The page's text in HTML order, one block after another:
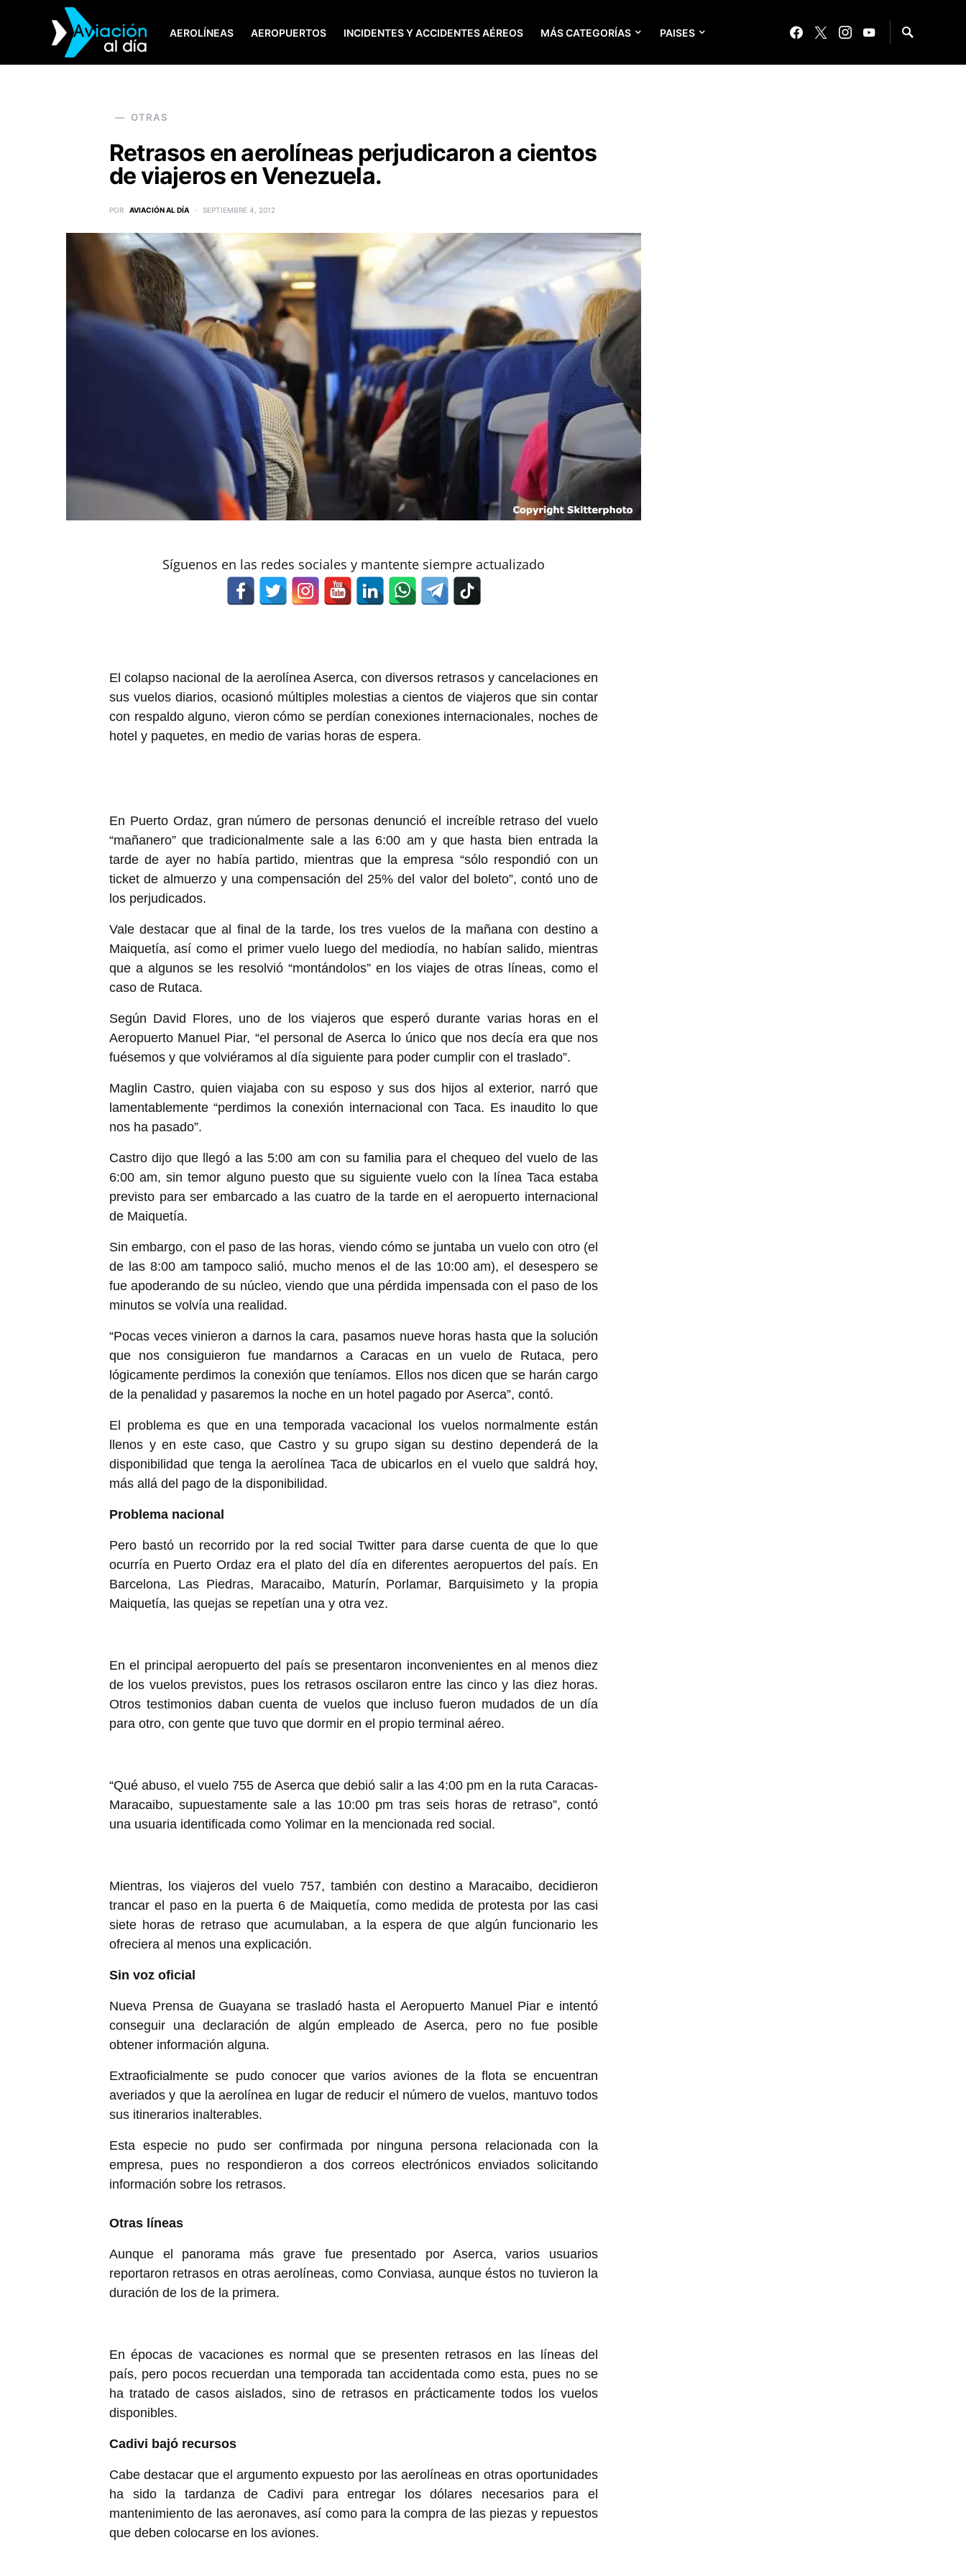
AEROLÍNEAS AEROPUERTOS INCIDENTES Y ACCIDENTES AÉREOS MÁS CATEGORÍAS PAISES
SEARCH FOR:
OTRAS
Retrasos en aerolíneas perjudicaron a cientos
de viajeros en Venezuela.
POR AVIACIÓN AL DÍA SEPTIEMBRE 4, 2012
Síguenos en las redes sociales y mantente siempre actualizado
El colapso nacional de la aerolínea Aserca, con diversos retrasos y cancelaciones en
sus vuelos diarios, ocasionó múltiples molestias a cientos de viajeros que sin contar
con respaldo alguno, vieron cómo se perdían conexiones internacionales, noches de
hotel y paquetes, en medio de varias horas de espera.
En Puerto Ordaz, gran número de personas denunció el increíble retraso del vuelo
“mañanero” que tradicionalmente sale a las 6:00 am y que hasta bien entrada la
tarde de ayer no había partido, mientras que la empresa “sólo respondió con un
ticket de almuerzo y una compensación del 25% del valor del boleto”, contó uno de
los perjudicados.
Vale destacar que al final de la tarde, los tres vuelos de la mañana con destino a
Maiquetía, así como el primer vuelo luego del mediodía, no habían salido, mientras
que a algunos se les resolvió “montándolos” en los viajes de otras líneas, como el
caso de Rutaca.
Según David Flores, uno de los viajeros que esperó durante varias horas en el
Aeropuerto Manuel Piar, “el personal de Aserca lo único que nos decía era que nos
fuésemos y que volviéramos al día siguiente para poder cumplir con el traslado”.
Maglin Castro, quien viajaba con su esposo y sus dos hijos al exterior, narró que
lamentablemente “perdimos la conexión internacional con Taca. Es inaudito lo que
nos ha pasado”.
Castro dijo que llegó a las 5:00 am con su familia para el chequeo del vuelo de las
6:00 am, sin temor alguno puesto que su siguiente vuelo con la línea Taca estaba
previsto para ser embarcado a las cuatro de la tarde en el aeropuerto internacional
de Maiquetía.
Sin embargo, con el paso de las horas, viendo cómo se juntaba un vuelo con otro (el
de las 8:00 am tampoco salió, mucho menos el de las 10:00 am), el desespero se
fue apoderando de su núcleo, viendo que una pérdida impensada con el paso de los
minutos se volvía una realidad.
“Pocas veces vinieron a darnos la cara, pasamos nueve horas hasta que la solución
que nos consiguieron fue mandarnos a Caracas en un vuelo de Rutaca, pero
lógicamente perdimos la conexión que teníamos. Ellos nos dicen que se harán cargo
de la penalidad y pasaremos la noche en un hotel pagado por Aserca”, contó.
El problema es que en una temporada vacacional los vuelos normalmente están
llenos y en este caso, que Castro y su grupo sigan su destino dependerá de la
disponibilidad que tenga la aerolínea Taca de ubicarlos en el vuelo que saldrá hoy,
más allá del pago de la disponibilidad.
Problema nacional
Pero bastó un recorrido por la red social Twitter para darse cuenta de que lo que
ocurría en Puerto Ordaz era el plato del día en diferentes aeropuertos del país. En
Barcelona, Las Piedras, Maracaibo, Maturín, Porlamar, Barquisimeto y la propia
Maiquetía, las quejas se repetían una y otra vez.
En el principal aeropuerto del país se presentaron inconvenientes en al menos diez
de los vuelos previstos, pues los retrasos oscilaron entre las cinco y las diez horas.
Otros testimonios daban cuenta de vuelos que incluso fueron mudados de un día
para otro, con gente que tuvo que dormir en el propio terminal aéreo.
“Qué abuso, el vuelo 755 de Aserca que debió salir a las 4:00 pm en la ruta Caracas-
Maracaibo, supuestamente sale a las 10:00 pm tras seis horas de retraso”, contó
una usuaria identificada como Yolimar en la mencionada red social.
Mientras, los viajeros del vuelo 757, también con destino a Maracaibo, decidieron
trancar el paso en la puerta 6 de Maiquetía, como medida de protesta por las casi
siete horas de retraso que acumulaban, a la espera de que algún funcionario les
ofreciera al menos una explicación.
Sin voz oficial
Nueva Prensa de Guayana se trasladó hasta el Aeropuerto Manuel Piar e intentó
conseguir una declaración de algún empleado de Aserca, pero no fue posible
obtener información alguna.
Extraoficialmente se pudo conocer que varios aviones de la flota se encuentran
averiados y que la aerolínea en lugar de reducir el número de vuelos, mantuvo todos
sus itinerarios inalterables.
Esta especie no pudo ser confirmada por ninguna persona relacionada con la
empresa, pues no respondieron a dos correos electrónicos enviados solicitando
información sobre los retrasos.
Otras líneas
Aunque el panorama más grave fue presentado por Aserca, varios usuarios
reportaron retrasos en otras aerolíneas, como Conviasa, aunque éstos no tuvieron la
duración de los de la primera.
En épocas de vacaciones es normal que se presenten retrasos en las líneas del
país, pero pocos recuerdan una temporada tan accidentada como esta, pues no se
ha tratado de casos aislados, sino de retrasos en prácticamente todos los vuelos
disponibles.
Cadivi bajó recursos
Cabe destacar que el argumento expuesto por las aerolíneas en otras oportunidades
ha sido la tardanza de Cadivi para entregar los dólares necesarios para el
mantenimiento de las aeronaves, así como para la compra de las piezas y repuestos
que deben colocarse en los aviones.